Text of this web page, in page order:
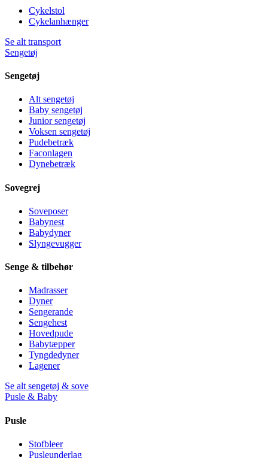
Cykelstol
Cykelanhænger
Se alt transport
Sengetøj
Sengetøj
Alt sengetøj
Baby sengetøj
Junior sengetøj
Voksen sengetøj
Pudebetræk
Faconlagen
Dynebetræk
Sovegrej
Soveposer
Babynest
Babydyner
Slyngevugger
Senge & tilbehør
Madrasser
Dyner
Sengerande
Sengehest
Hovedpude
Babytæpper
Tyngdedyner
Lagener
Se alt sengetøj & sove
Pusle & Baby
Pusle
Stofbleer
Pusleunderlag